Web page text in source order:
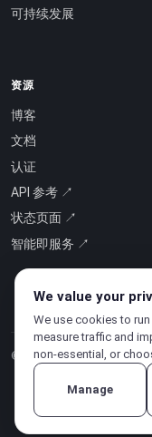
可持续发展
资源
博客
文档
认证
API 参考 ↗
状态页面 ↗
智能即服务 ↗
© 2026 CloudSigma
We value your
We use cookies to
measure traffic and
non-essential, or
Manage